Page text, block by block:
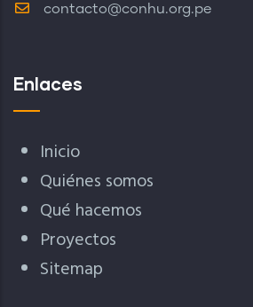
contacto@conhu.org.pe
Enlaces
Inicio
Quiénes somos
Qué hacemos
Proyectos
Sitemap